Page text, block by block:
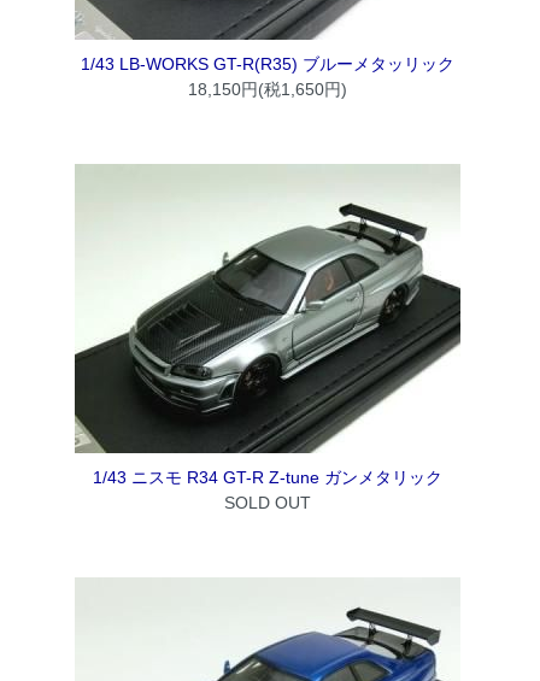
1/43 LB-WORKS GT-R(R35) ブルーメタッリック
18,150円(税1,650円)
1/43 ニスモ R34 GT-R Z-tune ガンメタリック
SOLD OUT